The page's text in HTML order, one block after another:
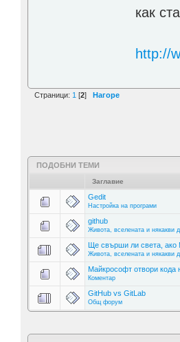
как
http://
Страници: 1 [2] Нагоре
ПОДОБНИ ТЕМИ
Заглавие
Gedit
Настройка на програми
github
Живота, вселената и някакви
Ще свърши ли света, ако
Живота, вселената и някакви
Майкрософт отвори кода
Коментар
GitHub vs GitLab
Общ форум